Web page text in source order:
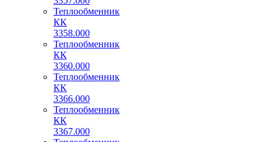
Теплообменник
КК
3358.000
Теплообменник
КК
3360.000
Теплообменник
КК
3366.000
Теплообменник
КК
3367.000